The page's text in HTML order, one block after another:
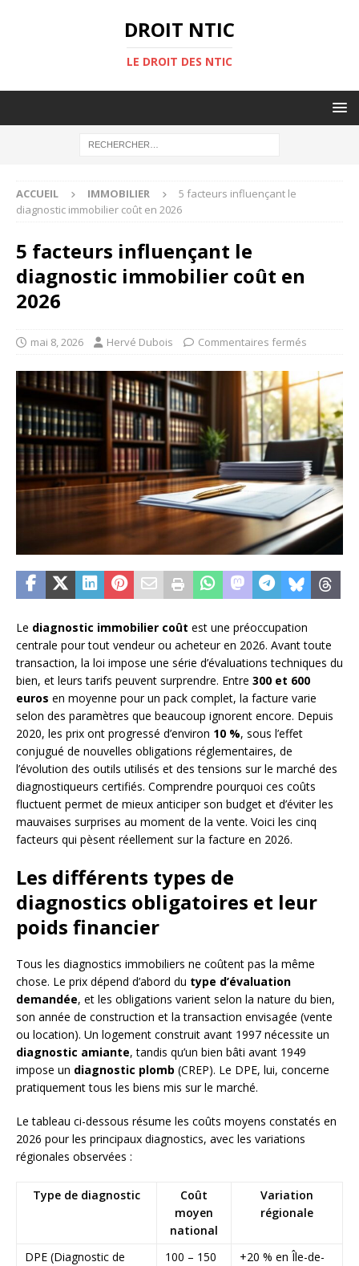
DROIT NTIC
LE DROIT DES NTIC
ACCUEIL IMMOBILIER
5 facteurs influençant le
diagnostic immobilier coût en 2026
5 facteurs influençant le
diagnostic immobilier coût en
2026
mai 8, 2026 Hervé Dubois Commentaires fermés
Le diagnostic immobilier coût est une préoccupation
centrale pour tout vendeur ou acheteur en 2026. Avant toute
transaction, la loi impose une série d’évaluations techniques du
bien, et leurs tarifs peuvent surprendre. Entre 300 et 600
euros en moyenne pour un pack complet, la facture varie
selon des paramètres que beaucoup ignorent encore. Depuis
2020, les prix ont progressé d’environ 10 %, sous l’effet
conjugué de nouvelles obligations réglementaires, de
l’évolution des outils utilisés et des tensions sur le marché des
diagnostiqueurs certifiés. Comprendre pourquoi ces coûts
fluctuent permet de mieux anticiper son budget et d’éviter les
mauvaises surprises au moment de la vente. Voici les cinq
facteurs qui pèsent réellement sur la facture en 2026.
Les différents types de
diagnostics obligatoires et leur
poids financier
Tous les diagnostics immobiliers ne coûtent pas la même
chose. Le prix dépend d’abord du type d’évaluation
demandée, et les obligations varient selon la nature du bien,
son année de construction et la transaction envisagée (vente
ou location). Un logement construit avant 1997 nécessite un
diagnostic amiante, tandis qu’un bien bâti avant 1949
impose un diagnostic plomb (CREP). Le DPE, lui, concerne
pratiquement tous les biens mis sur le marché.
Le tableau ci-dessous résume les coûts moyens constatés en
2026 pour les principaux diagnostics, avec les variations
régionales observées :
Type de diagnostic
Coût
moyen
national
Variation
régionale
DPE (Diagnostic de
100 – 150
+20 % en Île-de-